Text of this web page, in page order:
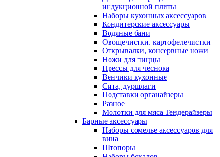
индукционной плиты
Наборы кухонных аксессуаров
Кондитерские аксессуары
Водяные бани
Овощечистки, картофелечистки
Открывалки, консервные ножи
Ножи для пиццы
Прессы для чеснока
Венчики кухонные
Сита, дуршлаги
Подставки органайзеры
Разное
Молотки для мяса Тендерайзеры
Барные аксессуары
Наборы сомелье аксессуаров для
вина
Штопоры